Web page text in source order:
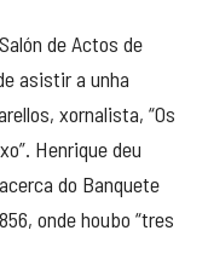
de Actos de
asistir a unha
xornalista, “Os
Henrique deu
do Banquete
onde houbo “tres